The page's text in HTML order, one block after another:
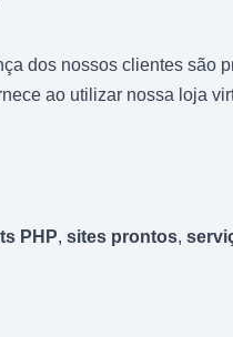
dos nossos clientes são
ao utilizar nossa loja
PHP, sites prontos,